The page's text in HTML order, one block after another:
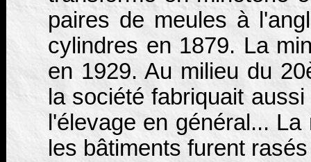
paires de meules à
cylindres en 1879. La
en 1929. Au milieu du
la société fabriquait
l'élevage en général...
les bâtiments furent